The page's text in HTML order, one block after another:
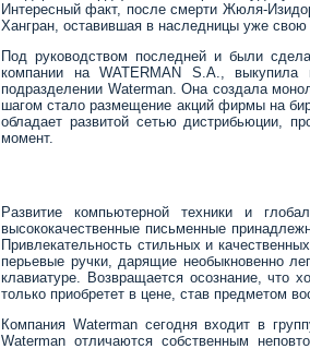
Интересный факт, после смерти Жюля-
Хангран, оставившая в наследницы уже свою
Под руководством последней и были
компании на WATERMAN S.A.,
подразделении Waterman. Она создала
шагом стало размещение акций фирмы на
обладает развитой сетью дистрибьюции,
момент.
Развитие компьютерной техники и
высококачественные письменные
Привлекательность стильных и
перьевые ручки, дарящие необыкновенно
клавиатуре. Возвращается осознание, что
только приобретет в цене, став предметом
Компания Waterman сегодня входит в
Waterman отличаются собственным